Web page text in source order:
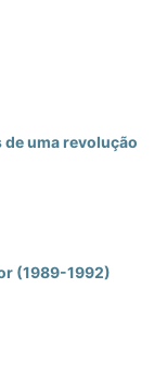
uma revolução
(1989-1992)